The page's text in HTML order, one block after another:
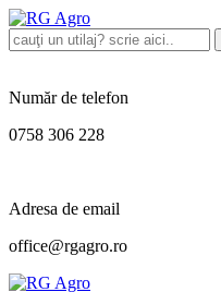
Număr de telefon
0758 306 228
Adresa de email
office@rgagro.ro